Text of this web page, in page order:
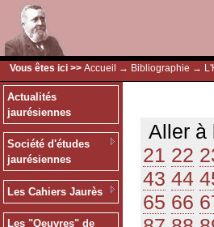
Vous êtes ici >> Accueil → Bibliographie →
Actualités
jaurésiennes
Société d'études
jaurésiennes
Les Cahiers Jaurès
Les "Oeuvres" de
Aller à
21 22
43 44
65 66